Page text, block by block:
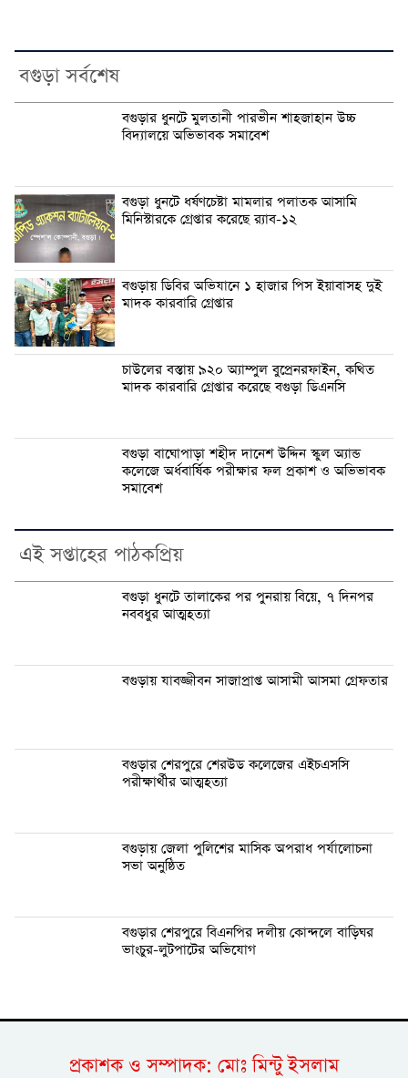
বগুড়া সর্বশেষ
বগুড়ার ধুনটে মুলতানী পারভীন শাহজাহান উচ্চ
বিদ্যালয়ে অভিভাবক সমাবেশ
বগুড়া ধুনটে ধর্ষণচেষ্টা মামলার পলাতক আসামি
মিনিস্টারকে গ্রেপ্তার করেছে র‌্যাব-১২
বগুড়ায় ডিবির অভিযানে ১ হাজার পিস ইয়াবাসহ দুই
মাদক কারবারি গ্রেপ্তার
চাউলের বস্তায় ৯২০ অ্যাম্পুল বুপ্রেনরফাইন, কথিত
মাদক কারবারি গ্রেপ্তার করেছে বগুড়া ডিএনসি
বগুড়া বাঘোপাড়া শহীদ দানেশ উদ্দিন স্কুল অ্যান্ড
কলেজে অর্ধবার্ষিক পরীক্ষার ফল প্রকাশ ও অভিভাবক
সমাবেশ
এই সপ্তাহের পাঠকপ্রিয়
বগুড়া ধুনটে তালাকের পর পুনরায় বিয়ে, ৭ দিনপর
নববধুর আত্মহত্যা
বগুড়ায় যাবজ্জীবন সাজাপ্রাপ্ত আসামী আসমা গ্রেফতার
বগুড়ার শেরপুরে শেরউড কলেজের এইচএসসি
পরীক্ষার্থীর আত্মহত্যা
বগুড়ায় জেলা পুলিশের মাসিক অপরাধ পর্যালোচনা
সভা অনুষ্ঠিত
বগুড়ার শেরপুরে বিএনপির দলীয় কোন্দলে বাড়িঘর
ভাংচুর-লুটপাটের অভিযোগ
প্রকাশক ও সম্পাদক: মোঃ মিন্টু ইসলাম